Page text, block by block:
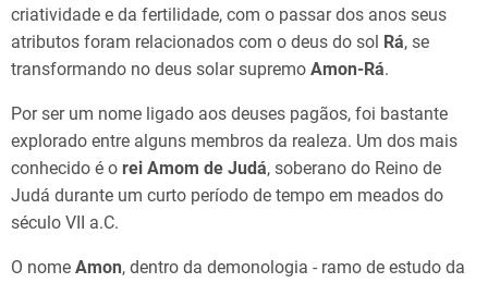
criatividade e da fertilidade, com o passar dos anos seus
atributos foram relacionados com o deus do sol Rá, se
transformando no deus solar supremo Amon-Rá.
Por ser um nome ligado aos deuses pagãos, foi bastante
explorado entre alguns membros da realeza. Um dos mais
conhecido é o rei Amom de Judá, soberano do Reino de
Judá durante um curto período de tempo em meados do
século VII a.C.
O nome Amon, dentro da demonologia - ramo de estudo da